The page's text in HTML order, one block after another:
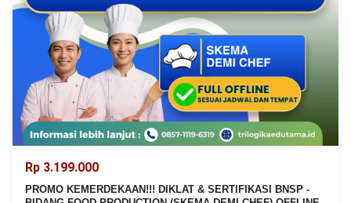
Rp 3.199.000
PROMO KEMERDEKAAN!!! DIKLAT & SERTIFIKASI BNSP -